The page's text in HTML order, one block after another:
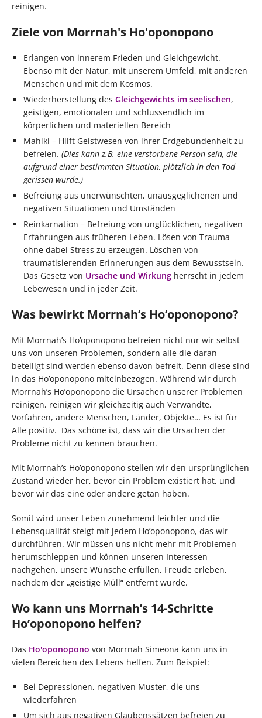
reinigen.
Ziele von Morrnah's Ho'oponopono
Erlangen von innerem Frieden und Gleichgewicht.
Ebenso mit der Natur, mit unserem Umfeld, mit anderen
Menschen und mit dem Kosmos.
Wiederherstellung des Gleichgewichts im seelischen,
geistigen, emotionalen und schlussendlich im
körperlichen und materiellen Bereich
Mahiki – Hilft Geistwesen von ihrer Erdgebundenheit zu
befreien. (Dies kann z.B. eine verstorbene Person sein, die
aufgrund einer bestimmten Situation, plötzlich in den Tod
gerissen wurde.)
Befreiung aus unerwünschten, unausgeglichenen und
negativen Situationen und Umständen
Reinkarnation – Befreiung von unglücklichen, negativen
Erfahrungen aus früheren Leben. Lösen von Trauma
ohne dabei Stress zu erzeugen. Löschen von
traumatisierenden Erinnerungen aus dem Bewusstsein.
Das Gesetz von Ursache und Wirkung herrscht in jedem
Lebewesen und in jeder Zeit.
Was bewirkt Morrnah’s Ho’oponopono?
Mit Morrnah’s Ho’oponopono befreien nicht nur wir selbst
uns von unseren Problemen, sondern alle die daran
beteiligt sind werden ebenso davon befreit. Denn diese sind
in das Ho’oponopono miteinbezogen. Während wir durch
Morrnah’s Ho’oponopono die Ursachen unserer Problemen
reinigen, reinigen wir gleichzeitig auch Verwandte,
Vorfahren, andere Menschen, Länder, Objekte… Es ist für
Alle positiv. Das schöne ist, dass wir die Ursachen der
Probleme nicht zu kennen brauchen.
Mit Morrnah’s Ho’oponopono stellen wir den ursprünglichen
Zustand wieder her, bevor ein Problem existiert hat, und
bevor wir das eine oder andere getan haben.
Somit wird unser Leben zunehmend leichter und die
Lebensqualität steigt mit jedem Ho’oponopono, das wir
durchführen. Wir müssen uns nicht mehr mit Problemen
herumschleppen und können unseren Interessen
nachgehen, unsere Wünsche erfüllen, Freude erleben,
nachdem der „geistige Müll“ entfernt wurde.
Wo kann uns Morrnah’s 14-Schritte
Ho’oponopono helfen?
Das Ho'oponopono von Morrnah Simeona kann uns in
vielen Bereichen des Lebens helfen. Zum Beispiel:
Bei Depressionen, negativen Muster, die uns
wiederfahren
Um sich aus negativen Glaubenssätzen befreien zu